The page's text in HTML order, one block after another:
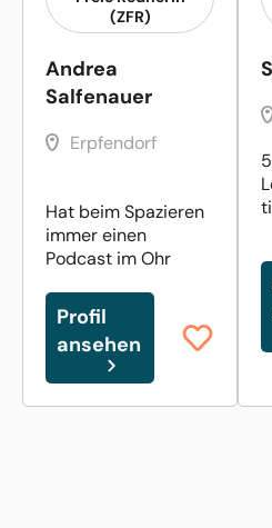
(ZFR)
Andrea
Salfenauer
Erpfendorf
Hat beim Spazieren
immer einen
Podcast im Ohr
Profil
ansehen